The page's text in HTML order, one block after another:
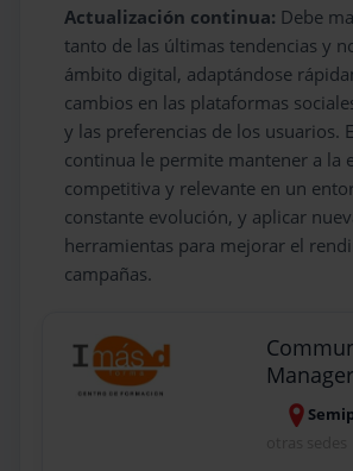
Actualización continua: Debe
tanto de las últimas tendencias y
ámbito digital, adaptándose
cambios en las plataformas
y las preferencias de los usuarios.
continua le permite mantener a la
competitiva y relevante en un
constante evolución, y aplicar
herramientas para mejorar el
campañas.
Manager